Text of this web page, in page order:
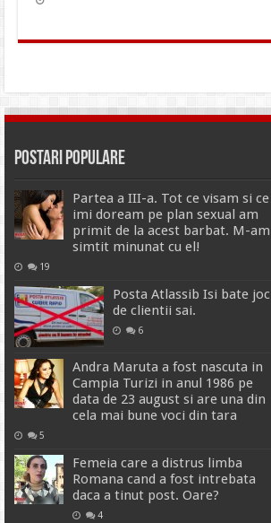
Postari Populare
Partea a III-a. Tot ce visam si ce
imi doream pe plan sexual am
primit de la acest barbat. M-am
simtit minunat cu el!
19
Posta Atlassib Isi bate joc
de clientii sai.
6
Andra Maruta a fost nascuta in
Campia Turizi in anul 1986 pe
data de 23 august si are una din
cela mai bune voci din tara
5
Femeia care a distrus limba
Romana cand a fost intrebata
daca a tinut post. Oare?
4